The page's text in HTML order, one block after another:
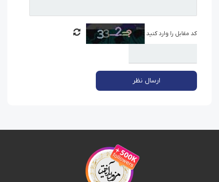
کد مقابل را وارد کنید
ارسال نظر